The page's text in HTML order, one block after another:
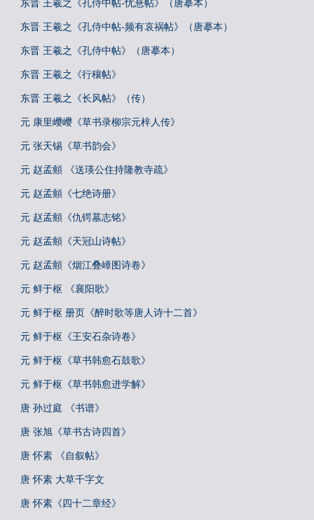
东晋 王羲之《孔侍中帖-忧悬帖》（唐摹本）
东晋 王羲之《孔侍中帖-频有哀祸帖》（唐摹本）
东晋 王羲之《孔侍中帖》（唐摹本）
东晋 王羲之《行穰帖》
东晋 王羲之《长风帖》（传）
元 康里巎巎《草书录柳宗元梓人传》
元 张天锡《草书韵会》
元 赵孟頫 《送瑛公住持隆教寺疏》
元 赵孟頫《七绝诗册》
元 赵孟頫《仇锷墓志铭》
元 赵孟頫《天冠山诗帖》
元 赵孟頫《烟江叠嶂图诗卷》
元 鲜于枢 《襄阳歌》
元 鲜于枢 册页《醉时歌等唐人诗十二首》
元 鲜于枢《王安石杂诗卷》
元 鲜于枢《草书韩愈石鼓歌》
元 鲜于枢《草书韩愈进学解》
唐 孙过庭 《书谱》
唐 张旭《草书古诗四首》
唐 怀素 《自叙帖》
唐 怀素 大草千字文
唐 怀素《四十二章经》